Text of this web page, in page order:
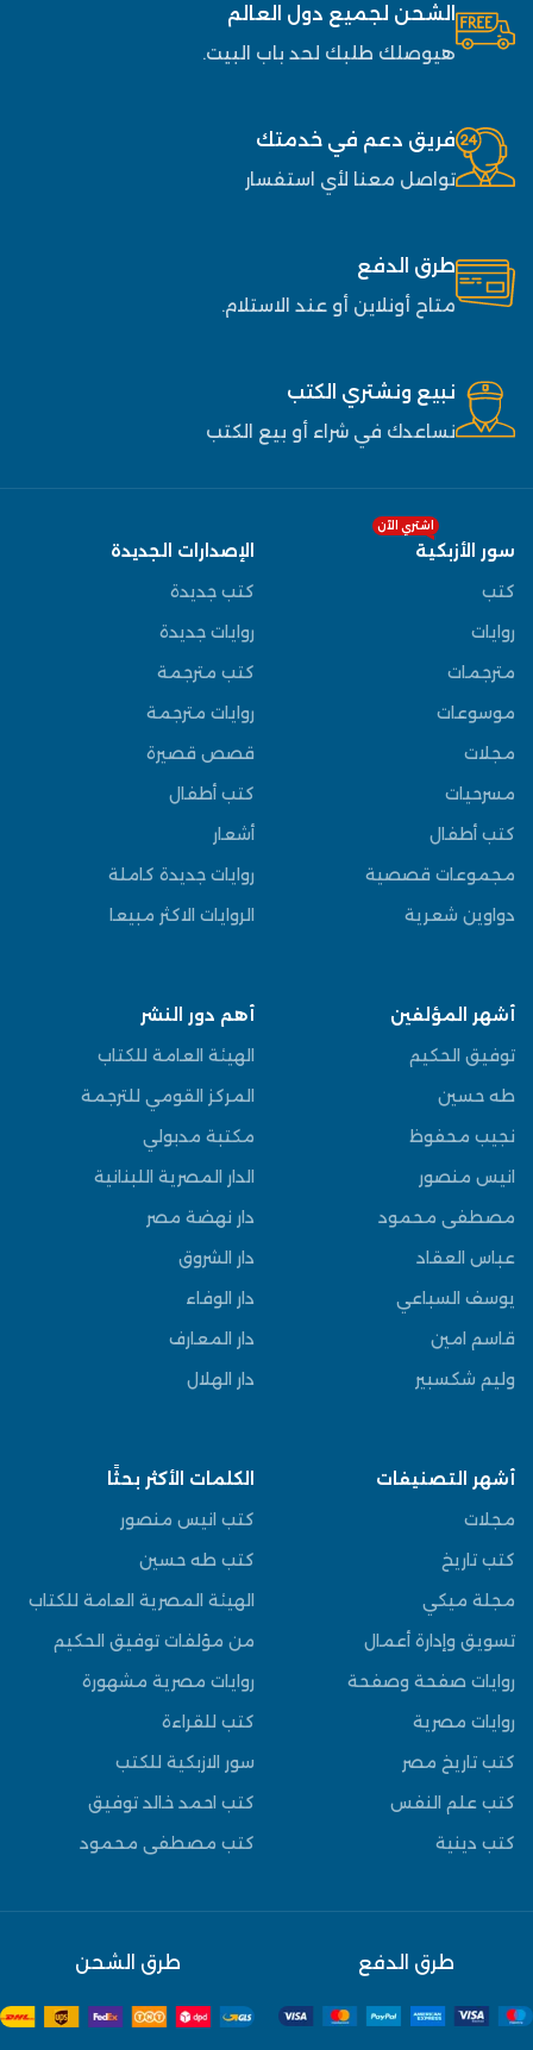
الشحن لجميع دول العالم
هيوصلك طلبك لحد باب البيت.
فريق دعم في خدمتك
تواصل معنا لأي استفسار
طرق الدفع
متاح أونلاين أو عند الاستلام.
نبيع ونشتري الكتب
نساعدك في شراء أو بيع الكتب
سور الأزبكية
اشتري الآن
كتب
روايات
مترجمات
موسوعات
مجلات
مسرحيات
كتب أطفال
مجموعات قصصية
دواوين شعرية
الإصدارات الجديدة
كتب جديدة
روايات جديدة
كتب مترجمة
روايات مترجمة
قصص قصيرة
كتب أطفال
أشعار
روايات جديدة كاملة
الروايات الاكثر مبيعا
أشهر المؤلفين
توفيق الحكيم
طه حسين
نجيب محفوظ
انيس منصور
مصطفى محمود
عباس العقاد
يوسف السباعي
قاسم امين
وليم شكسبير
أهم دور النشر
الهيئة العامة للكتاب
المركز القومي للترجمة
مكتبة مدبولي
الدار المصرية اللبنانية
دار نهضة مصر
دار الشروق
دار الوفاء
دار المعارف
دار الهلال
أشهر التصنيفات
مجلات
كتب تاريخ
مجلة ميكي
تسويق وإدارة أعمال
روايات صفحة وصفحة
روايات مصرية
كتب تاريخ مصر
كتب علم النفس
كتب دينية
الكلمات الأكثر بحثًا
كتب انيس منصور
كتب طه حسين
الهيئة المصرية العامة للكتاب
من مؤلفات توفيق الحكيم
روايات مصرية مشهورة
كتب للقراءة
سور الازبكية للكتب
كتب احمد خالد توفيق
كتب مصطفى محمود
طرق الدفع طرق الشحن